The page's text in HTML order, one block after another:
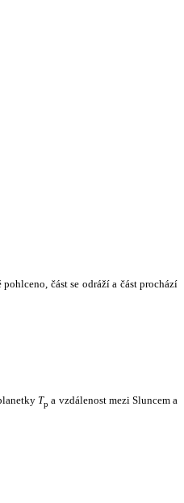
část se odráží a část prochází
Tp a vzdálenost mezi Sluncem a